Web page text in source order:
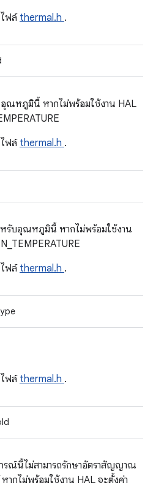
ฟล์ thermal.h .
ณหภูมินี้ หากไม่พร้อมใช้งาน HAL
ฟล์ thermal.h .
รับอุณหภูมินี้ หากไม่พร้อมใช้งาน
ฟล์ thermal.h .
ฟล์ thermal.h .
ณ์นี้ไม่สามารถรักษาอัตราสัญญาณ
ากไม่พร้อมใช้งาน HAL จะตั้งค่า